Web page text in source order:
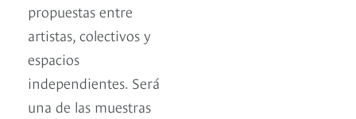
propuestas entre
artistas, colectivos y
espacios
independientes. Será
una de las muestras